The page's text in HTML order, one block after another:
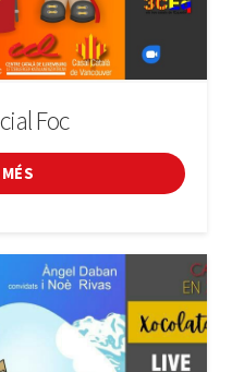
Foc